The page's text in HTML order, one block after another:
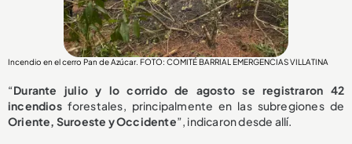
Incendio en el cerro Pan de Azúcar. FOTO: COMITÉ BARRIAL EMERGENCIAS VILLATINA
“Durante julio y lo corrido de agosto se registraron 42
incendiosforestales, principalmente en las subregiones de
Oriente, Suroeste y Occidente”, indicaron desde allí.